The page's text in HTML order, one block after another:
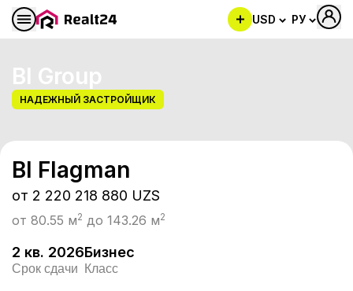
USD РУ
BI Group
НАДЕЖНЫЙ ЗАСТРОЙЩИК
BI Flagman
BI Flagman
от 2 220 218 880 UZS
от 80.55 м2 до 143.26 м2
2 кв. 2026
Срок сдачи
Бизнес
Класс